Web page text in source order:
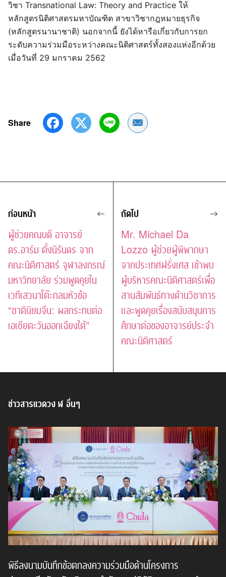
วิชา Transnational Law: Theory and Practice ให้
หลักสูตรนิติศาสตรมหาบัณฑิต สาขาวิชากฎหมายธุรกิจ
(หลักสูตรนานาชาติ) นอกจากนี้ ยังได้หารือเกี่ยวกับการยก
ระดับความร่วมมือระหว่างคณะนิติศาสตร์ทั้งสองแห่งอีกด้วย
เมื่อวันที่ 29 มกราคม 2562
Share Share by Email
ก่อนหน้า
ผู้ช่วยคณบดี อาจารย์
ดร.อาร์ม ตั้งนิรันดร จาก
คณะนิติศาสตร์ จุฬาลงกรณ์
มหาวิทยาลัย ร่วมพูดคุยใน
เวทีเสวนาโต๊ะกลมหัวข้อ
“ชาตินิยมจีน: ผลกระทบต่อ
เอเชียตะวันออกเฉียงใต้”
ถัดไป
Mr. Michael Da
Lozzo ผู้ช่วยผู้พิพากษา
จากประเทศฝรั่งเศส เข้าพบ
ผู้บริหารคณะนิติศาสตร์เพื่อ
สานสัมพันธ์ทางด้านวิชาการ
และพูดคุยเรื่องสนับสนุนการ
ศึกษาต่อของอาจารย์ประจำ
คณะนิติศาสตร์
ข่าวสารแวดวง ฬ อื่นๆ
พิธีลงนามบันทึกข้อตกลงความร่วมมือด้านโครงการ